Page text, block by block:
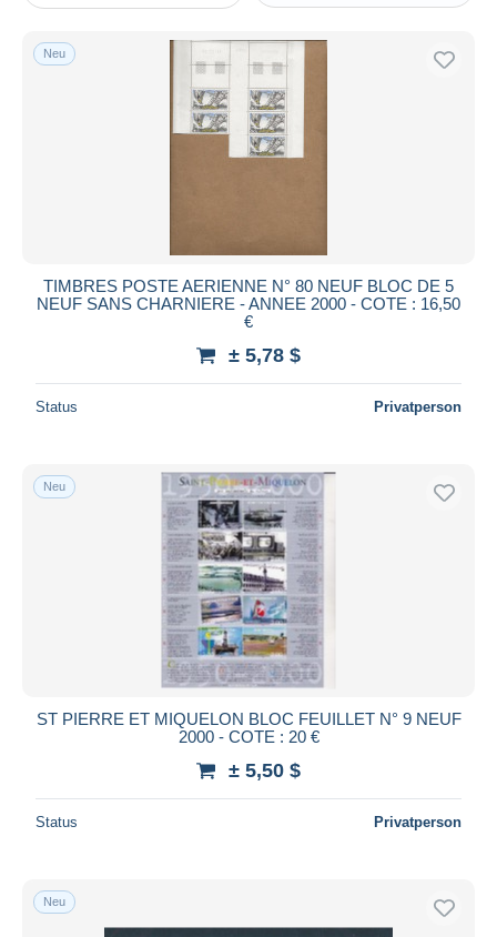
Amerika
Saint-Pierre und Miquelon
Laufende Angebote
Auktionen mit Geboten
Auktionen ohne Gebote
Auktionshäuser
Endet in
Von $
Zahlungsmethoden
PayPal
Banküberweisung
Mastercard
Bancontact
Maestro
Wohnsitz des Verkäufers
Weltweit
Neu
TIMBRES POSTE AERIENNE N° 80 NEUF BLOC DE 5
NEUF SANS CHARNIERE - ANNEE 2000 - COTE : 16,50
€
± 5,78 $
Status Privatperson
Neu
ST PIERRE ET MIQUELON BLOC FEUILLET N° 9 NEUF
2000 - COTE : 20 €
± 5,50 $
Status Privatperson
Neu